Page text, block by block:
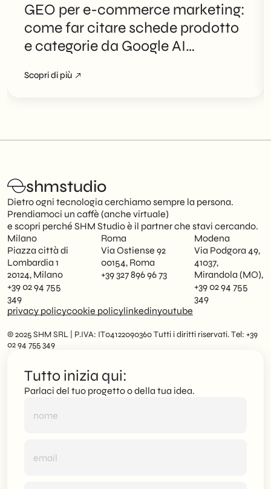
GEO per e-commerce marketing:
come far citare schede prodotto
e categorie da Google AI
Scopri di più
shmstudio
Dietro ogni tecnologia cerchiamo sempre la persona.
Prendiamoci un caffè (anche virtuale)
e scopri perché SHM Studio è il partner che stavi cercando.
Milano
Piazza città di
Lombardia 1
20124, Milano
+39 02 94 755
349
Roma
Via Ostiense 92
00154, Roma
+39 327 896 96 73
Modena
Via Podgora 49,
41037,
Mirandola (MO),
+39 02 94 755
349
privacy policycookie policylinkedinyoutube
© 2025 SHM SRL | P.IVA: IT04122090360 Tutti i diritti riservati. Tel: +39
02 94 755 349
Tutto inizia qui:
Parlaci del tuo progetto o della tua idea.